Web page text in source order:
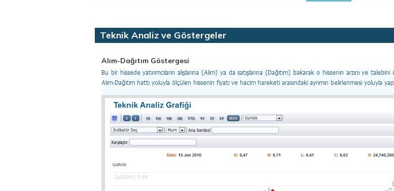
Teknik Analiz ve Göstergeler
Alım-Dağıtım Göstergesi